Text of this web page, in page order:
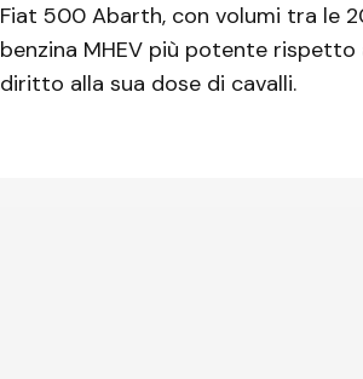
Fiat 500 Abarth, con volumi tra le
benzina MHEV più potente
diritto alla sua dose di cavalli.